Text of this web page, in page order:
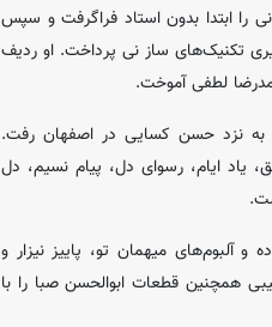
بود، وی نواختن نی را ابتدا بدون استاد فراگرفت و سپس
تکنیک‌های ساز نی پرداخت. او ردیف
لطفی آموخت.
نی به نزد حسن کسایی در اصفهان رفت.
یاد ایام، رسوای دل، پیام نسیم، دل
و آلبوم‌های میهمان تو، پاییز نیزار و
همچنین قطعات ابوالحسن صبا را با